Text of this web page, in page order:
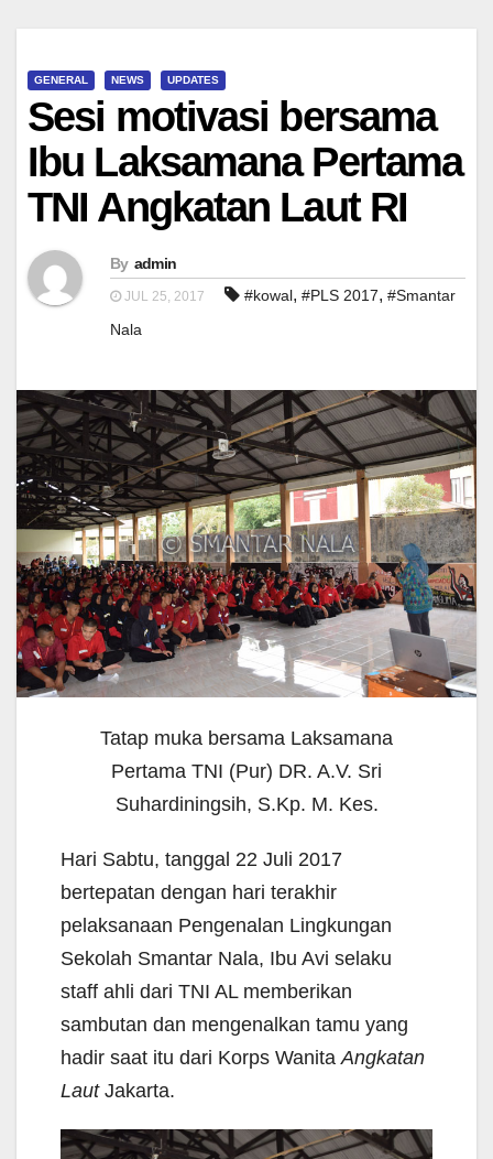
GENERAL NEWS UPDATES
Sesi motivasi bersama
Ibu Laksamana Pertama
TNI Angkatan Laut RI
By admin
JUL 25, 2017 #kowal, #PLS 2017, #Smantar
Nala
Tatap muka bersama Laksamana
Pertama TNI (Pur) DR. A.V. Sri
Suhardiningsih, S.Kp. M. Kes.
Hari Sabtu, tanggal 22 Juli 2017
bertepatan dengan hari terakhir
pelaksanaan Pengenalan Lingkungan
Sekolah Smantar Nala, Ibu Avi selaku
staff ahli dari TNI AL memberikan
sambutan dan mengenalkan tamu yang
hadir saat itu dari Korps Wanita Angkatan
Laut Jakarta.